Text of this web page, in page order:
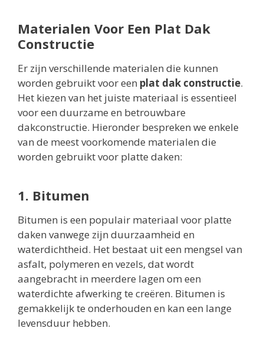
Materialen Voor Een Plat Dak
Constructie
Er zijn verschillende materialen die kunnen
worden gebruikt voor een plat dak constructie.
Het kiezen van het juiste materiaal is essentieel
voor een duurzame en betrouwbare
dakconstructie. Hieronder bespreken we enkele
van de meest voorkomende materialen die
worden gebruikt voor platte daken:
1. Bitumen
Bitumen is een populair materiaal voor platte
daken vanwege zijn duurzaamheid en
waterdichtheid. Het bestaat uit een mengsel van
asfalt, polymeren en vezels, dat wordt
aangebracht in meerdere lagen om een
waterdichte afwerking te creëren. Bitumen is
gemakkelijk te onderhouden en kan een lange
levensduur hebben.